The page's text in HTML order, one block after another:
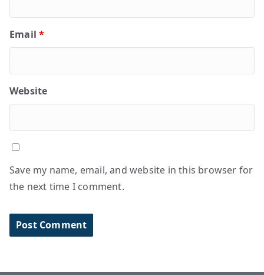
Email*
Website
Save my name, email, and website in this browser for
the next time I comment.